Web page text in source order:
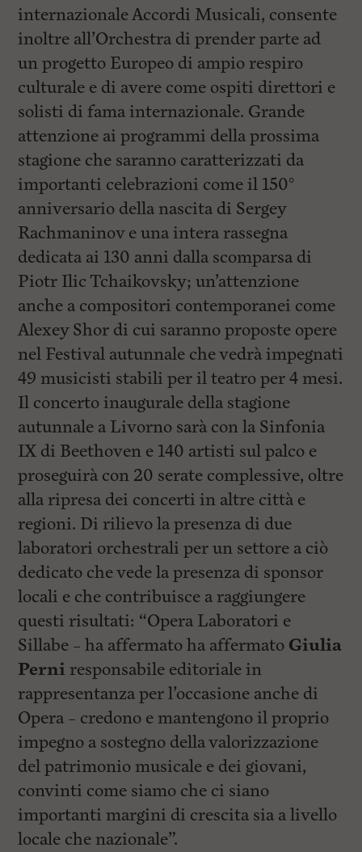
internazionale Accordi Musicali, consente
inoltre all’Orchestra di prender parte ad
un progetto Europeo di ampio respiro
culturale e di avere come ospiti direttori e
solisti di fama internazionale. Grande
attenzione ai programmi della prossima
stagione che saranno caratterizzati da
importanti celebrazioni come il 150°
anniversario della nascita di Sergey
Rachmaninov e una intera rassegna
dedicata ai 130 anni dalla scomparsa di
Piotr Ilic Tchaikovsky; un’attenzione
anche a compositori contemporanei come
Alexey Shor di cui saranno proposte opere
nel Festival autunnale che vedrà impegnati
49 musicisti stabili per il teatro per 4 mesi.
Il concerto inaugurale della stagione
autunnale a Livorno sarà con la Sinfonia
IX di Beethoven e 140 artisti sul palco e
proseguirà con 20 serate complessive, oltre
alla ripresa dei concerti in altre città e
regioni. Di rilievo la presenza di due
laboratori orchestrali per un settore a ciò
dedicato che vede la presenza di sponsor
locali e che contribuisce a raggiungere
questi risultati: “Opera Laboratori e
Sillabe – ha affermato ha affermato Giulia
Perni responsabile editoriale in
rappresentanza per l’occasione anche di
Opera – credono e mantengono il proprio
impegno a sostegno della valorizzazione
del patrimonio musicale e dei giovani,
convinti come siamo che ci siano
importanti margini di crescita sia a livello
locale che nazionale”.